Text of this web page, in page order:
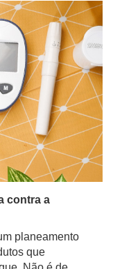
contra a
planeamento
que